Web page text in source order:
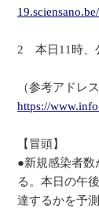
2 本日11時、
（参考アドレ
https://
【冒頭】
●新規感染者数
る。本日の午
達するかを予